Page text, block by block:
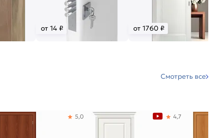
от 14 ₽ от 1760 ₽
Смотреть все
5,0 4,7